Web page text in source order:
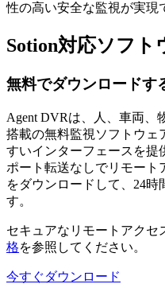
性の高い安全な監視が実現
Sotion対応ソフト
無料でダウンロードす
Agent DVRは、人、車両、
搭載の無料監視ソフトウェ
すいインターフェースを提
ポート転送なしでリモート
をダウンロードして、24時
す。
セキュアなリモートアクセ
格を参照してください。
今すぐダウンロード